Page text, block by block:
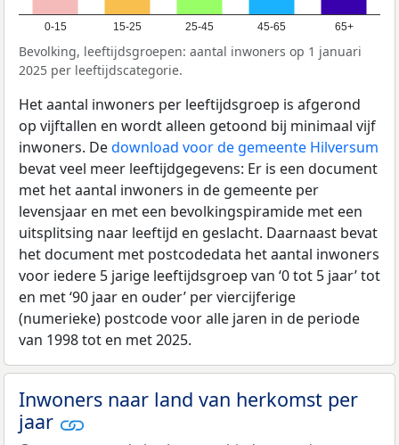
0-15 15-25 25-45 45-65 65+
Bevolking, leeftijdsgroepen: aantal inwoners op 1 januari
2025 per leeftijdscategorie.
Het aantal inwoners per leeftijdsgroep is afgerond
op vijftallen en wordt alleen getoond bij minimaal vijf
inwoners. Dedownload voor de gemeente Hilversum
bevat veel meer leeftijdgegevens: Er is een document
met het aantal inwoners in de gemeente per
levensjaar en met een bevolkingspiramide met een
uitsplitsing naar leeftijd en geslacht. Daarnaast bevat
het document met postcodedata het aantal inwoners
voor iedere 5 jarige leeftijdsgroep van ‘0 tot 5 jaar’ tot
en met ‘90 jaar en ouder’ per viercijferige
(numerieke) postcode voor alle jaren in de periode
van 1998 tot en met 2025.
Inwoners naar land van herkomst per
jaar